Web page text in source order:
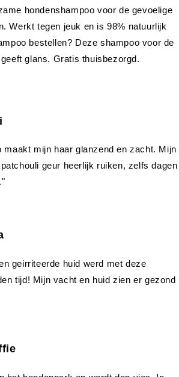
maakt mijn haar glanzend en zacht. Mijn
geur heerlijk ruiken, zelfs dagen
geirriteerde huid werd met deze
tijd! Mijn vacht en huid zien er gezond